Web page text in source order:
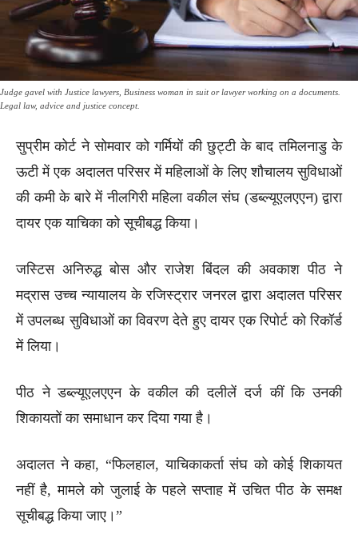
Judge gavel with Justice lawyers, Business woman in suit or lawyer working on a documents.
Legal law, advice and justice concept.
सुप्रीम कोर्ट ने सोमवार को गर्मियों की छुट्टी के बाद तमिलनाडु के
ऊटी में एक अदालत परिसर में महिलाओं के लिए शौचालय सुविधाओं
की कमी के बारे में नीलगिरी महिला वकील संघ (डब्ल्यूएलएएन) द्वारा
दायर एक याचिका को सूचीबद्ध किया।
जस्टिस अनिरुद्ध बोस और राजेश बिंदल की अवकाश पीठ ने
मद्रास उच्च न्यायालय के रजिस्ट्रार जनरल द्वारा अदालत परिसर
में उपलब्ध सुविधाओं का विवरण देते हुए दायर एक रिपोर्ट को रिकॉर्ड
में लिया।
पीठ ने डब्ल्यूएलएएन के वकील की दलीलें दर्ज कीं कि उनकी
शिकायतों का समाधान कर दिया गया है।
अदालत ने कहा, “फिलहाल, याचिकाकर्ता संघ को कोई शिकायत
नहीं है, मामले को जुलाई के पहले सप्ताह में उचित पीठ के समक्ष
सूचीबद्ध किया जाए।”